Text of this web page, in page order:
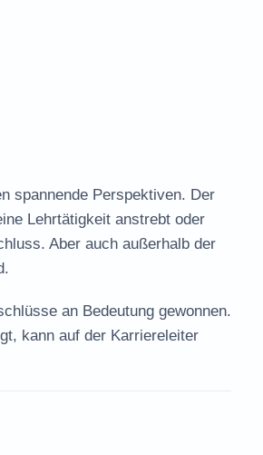
spannende Perspektiven. Der
Lehrtätigkeit anstrebt oder
Aber auch außerhalb der
an Bedeutung gewonnen.
kann auf der Karriereleiter